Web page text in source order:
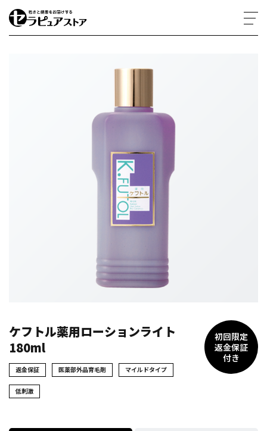
ケフトル薬用ローションライト
180ml
初回限定
返金保証
付き
返金保証 医薬部外品育毛剤 マイルドタイプ
低刺激